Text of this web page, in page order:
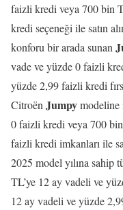
faizli kredi veya 700 bin
kredi seçeneği ile satın
konforu bir arada sunan
vade ve yüzde 0 faizli
yüzde 2,99 faizli kredi
Citroën Jumpy
0 faizli kredi veya 700
faizli kredi imkanları ile
2025 model yılına sahip
TL’ye 12 ay vadeli ve
12 ay vadeli ve yüzde